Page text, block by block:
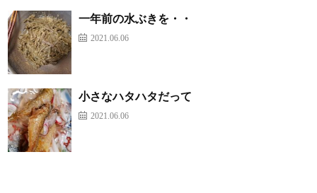
一年前の水ぶきを・・
2021.06.06
小さなハタハタだって
2021.06.06